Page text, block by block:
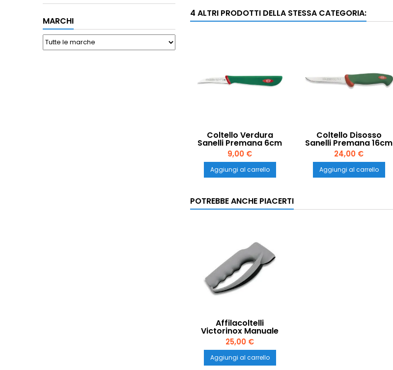
MARCHI
4 ALTRI PRODOTTI DELLA STESSA CATEGORIA:
Coltello Verdura
Sanelli Premana 6cm
9,00 €
Aggiungi al carrello
Coltello Disosso
Sanelli Premana 16cm
24,00 €
Aggiungi al carrello
POTREBBE ANCHE PIACERTI
Affilacoltelli
Victorinox Manuale
v7.8715
25,00 €
Aggiungi al carrello